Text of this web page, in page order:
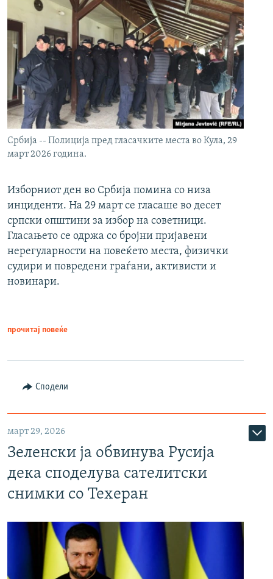
Србија -- Полиција пред гласачките места во Кула, 29
март 2026 година.
Изборниот ден во Србија помина со низа
инциденти. На 29 март се гласаше во десет
српски општини за избор на советници.
Гласањето се одржа со бројни пријавени
нерегуларности на повеќето места, физички
судири и повредени граѓани, активисти и
новинари.
прочитај повеќе
Сподели
март 29, 2026
Зеленски ја обвинува Русија
дека споделува сателитски
снимки со Техеран